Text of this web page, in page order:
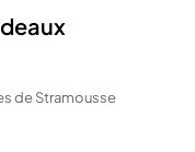
de Stramousse